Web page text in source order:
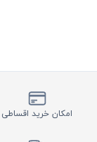
امکان خرید اقساطی